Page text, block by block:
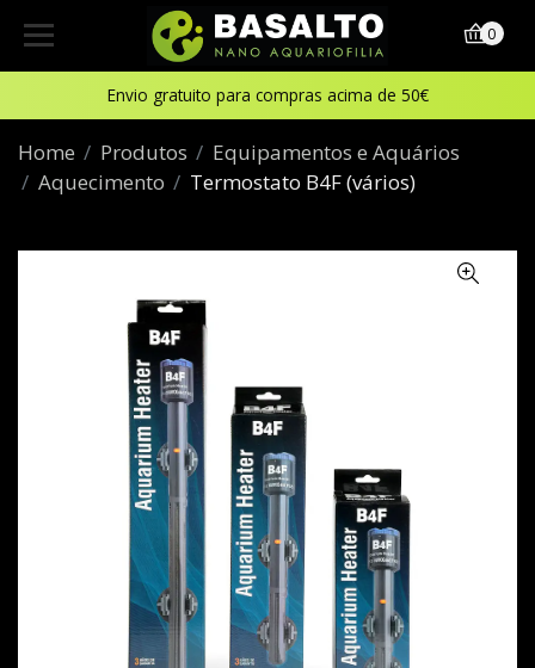
Envio gratuito para compras acima de 50€
0
Home Produtos
Equipamentos e Aquários
Aquecimento
Termostato B4F (vários)